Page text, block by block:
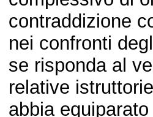
contraddizione
nei confronti
se risponda al
relative
abbia